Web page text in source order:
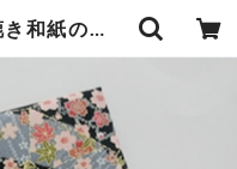
＜注文制作分＞手漉き和紙の根付【ピンク】 | 暮らしの中の和紙のかたち